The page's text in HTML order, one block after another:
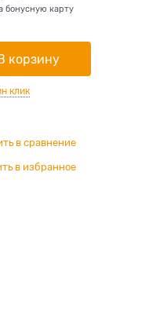
бонусную карту
В корзину
клик
в сравнение
в избранное